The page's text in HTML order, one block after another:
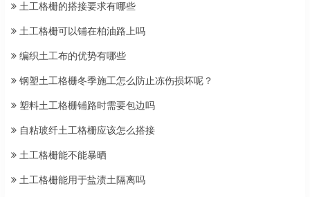
土工格栅的搭接要求有哪些
土工格栅可以铺在柏油路上吗
编织土工布的优势有哪些
钢塑土工格栅冬季施工怎么防止冻伤损坏呢？
塑料土工格栅铺路时需要包边吗
自粘玻纤土工格栅应该怎么搭接
土工格栅能不能暴晒
土工格栅能用于盐渍土隔离吗